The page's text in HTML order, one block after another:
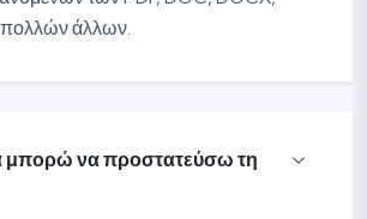
πολλών άλλων.
μπορώ να προστατεύσω τη